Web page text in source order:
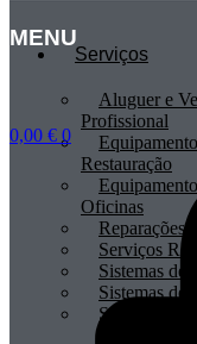
MENU
Serviços
Aluguer e
Profissional
Restauração
Oficinas
Reparações
Serviços
Sistemas de
Sistemas
Sistemas POS
0,00 € 0